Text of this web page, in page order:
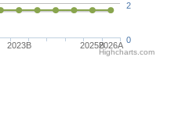
2023B 2025B2026A
0
2
Highcharts.com